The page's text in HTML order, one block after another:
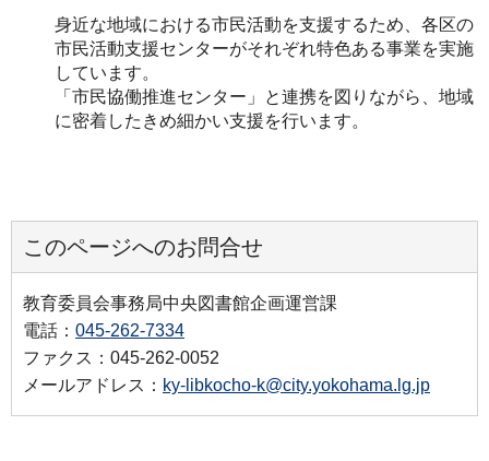
身近な地域における市民活動を支援するため、各区の
市民活動支援センターがそれぞれ特色ある事業を実施
しています。
「市民協働推進センター」と連携を図りながら、地域
に密着したきめ細かい支援を行います。
このページへのお問合せ
教育委員会事務局中央図書館企画運営課
電話： 045-262-7334
ファクス：045-262-0052
メールアドレス： ky-libkocho-k@city.yokohama.lg.jp